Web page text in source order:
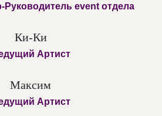
event отдела
Ки-Ки
Артист
Максим
Артист